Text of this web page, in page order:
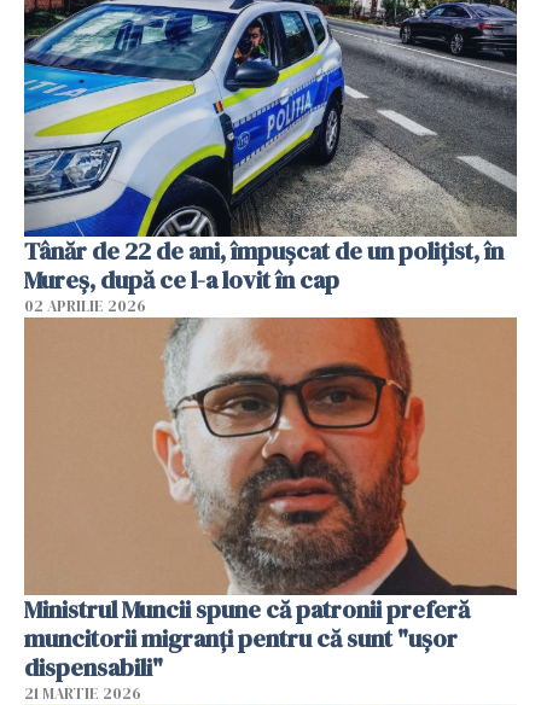
Tânăr de 22 de ani, împușcat de un polițist, în
Mureș, după ce l-a lovit în cap
02 APRILIE 2026
Ministrul Muncii spune că patronii preferă
muncitorii migranți pentru că sunt "uşor
dispensabili"
21 MARTIE 2026